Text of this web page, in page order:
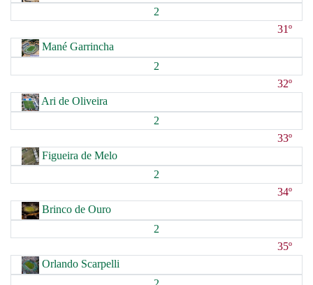
2
31º
Mané Garrincha
2
32º
Ari de Oliveira
2
33º
Figueira de Melo
2
34º
Brinco de Ouro
2
35º
Orlando Scarpelli